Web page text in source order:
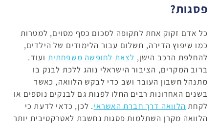
פסגות?
כל אדם זקוק אחת לתקופה לסכום כסף מסוים, למטרות
כמו שיפוץ הדירה, תשלום עבור הלימודים של הילדים,
להחלפת הרכב הישן, לצאת לחופשה משפחתית ועוד.
ברוב המקרים, הציבור הישראלי נוהג ללכת לבנק בו
מתנהל חשבון העובר ושב כדי לבקש הלוואה, כאשר
בשנים האחרונות רבים החלו לפנות גם לבנקים נוספים או
לקחת הלוואה דרך חברת האשראי. לכן, כדאי לדעת כי
הלוואה מקרן השתלמות פסגות נחשבת לאטרקטיבית יותר